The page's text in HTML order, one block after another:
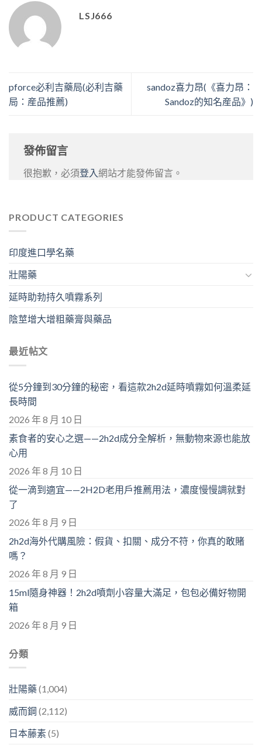
LSJ666
pforce必利吉藥局(必利吉藥
局：産品推薦)
sandoz喜力昂(《喜力昂：
Sandoz的知名産品》)
發佈留言
很抱歉，必須登入 網站才能發佈留言。
PRODUCT CATEGORIES
印度進口學名藥
壯陽藥
延時助勃持久噴霧系列
陰莖增大增粗藥膏與藥品
最近帖文
從5分鐘到30分鐘的秘密，看這款2h2d延時噴霧如何溫柔延
長時間
2026 年 8 月 10 日
素食者的安心之選——2h2d成分全解析，無動物來源也能放
心用
2026 年 8 月 10 日
從一滴到適宜——2H2D老用戶推薦用法，濃度慢慢調就對
了
2026 年 8 月 9 日
2h2d海外代購風險：假貨、扣關、成分不符，你真的敢賭
嗎？
2026 年 8 月 9 日
15ml隨身神器！2h2d噴劑小容量大滿足，包包必備好物開
箱
2026 年 8 月 9 日
分類
壯陽藥(1,004)
威而鋼 (2,112)
日本藤素(5)